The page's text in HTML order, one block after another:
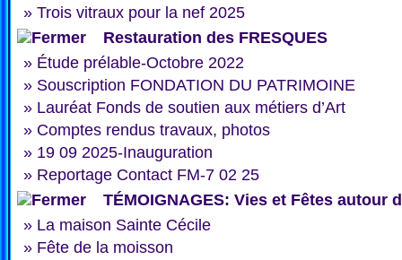
» Trois vitraux pour la nef 2025
Restauration des FRESQUES
» Étude prélable-Octobre 2022
» Souscription FONDATION DU PATRIMOINE
» Lauréat Fonds de soutien aux métiers d’Art
» Comptes rendus travaux, photos
» 19 09 2025-Inauguration
» Reportage Contact FM-7 02 25
TÉMOIGNAGES: Vies et Fêtes autour
» La maison Sainte Cécile
» Fête de la moisson